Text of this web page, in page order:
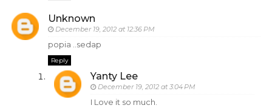
Unknown
December 19, 2012 at 12:36 PM
popia ..sedap
Reply
Yanty Lee
December 19, 2012 at 3:04 PM
I Love it so much.